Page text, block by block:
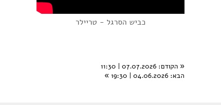
כביש הסרגל - טריילר
« הקודם: 07.07.2026 | 11:30
הבא: 04.06.2026 | 19:30
»